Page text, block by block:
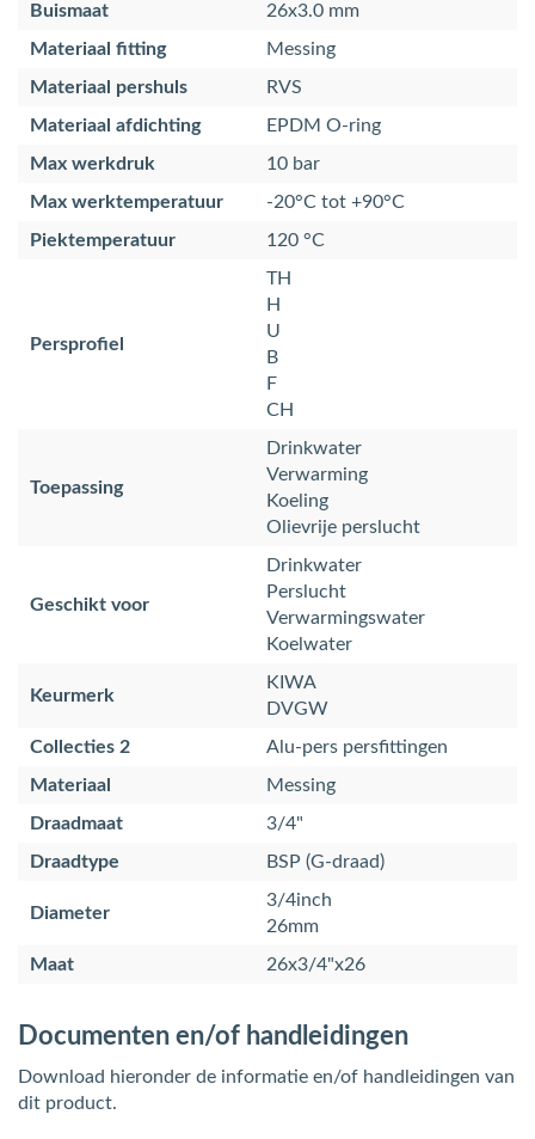
Buismaat
26x3.0 mm
Materiaal fitting
Messing
Materiaal pershuls
RVS
Materiaal afdichting
EPDM O-ring
Max werkdruk
10 bar
Max werktemperatuur
-20°C tot +90°C
Piektemperatuur
120 °C
Persprofiel
TH
H
U
B
F
CH
Toepassing
Drinkwater
Verwarming
Koeling
Olievrije perslucht
Geschikt voor
Drinkwater
Perslucht
Verwarmingswater
Koelwater
Keurmerk
KIWA
DVGW
Collecties 2
Alu-pers persfittingen
Materiaal
Messing
Draadmaat
3/4"
Draadtype
BSP (G-draad)
Diameter
3/4inch
26mm
Maat
26x3/4"x26
Documenten en/of handleidingen
Download hieronder de informatie en/of handleidingen van
dit product.